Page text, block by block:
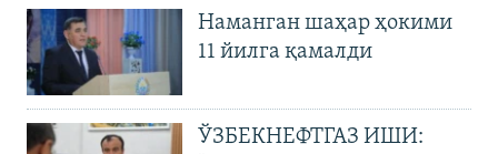
Наманган шаҳар ҳокими
11 йилга қамалди
ЎЗБЕКНЕФТГАЗ ИШИ: